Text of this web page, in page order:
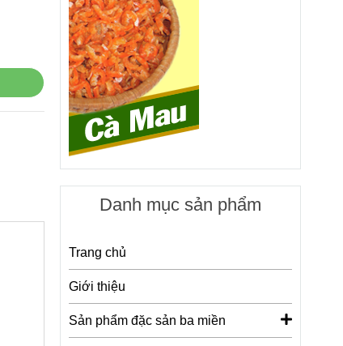
Danh mục sản phẩm
Trang chủ
Giới thiệu
Sản phẩm đặc sản ba miền